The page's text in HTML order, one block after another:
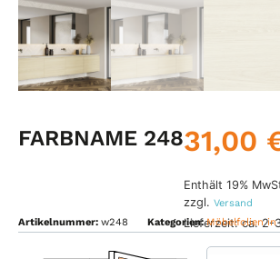
FARBNAME 24831,00
Enthält 19%
zzgl. Versand
Lieferzeit: ca. 2-
Artikelnummer: w248 Kategorien:Möbelfolien in